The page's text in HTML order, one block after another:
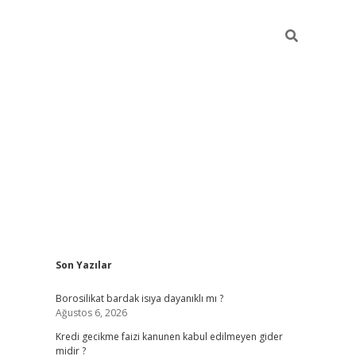
Sidebar
Son Yazılar
Borosilikat bardak isıya dayanıklı mı ?
Ağustos 6, 2026
Kredi gecikme faizi kanunen kabul edilmeyen gider
midir ?